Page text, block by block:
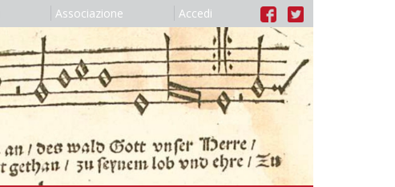
Associazione Accedi